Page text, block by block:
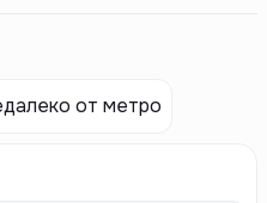
от метро